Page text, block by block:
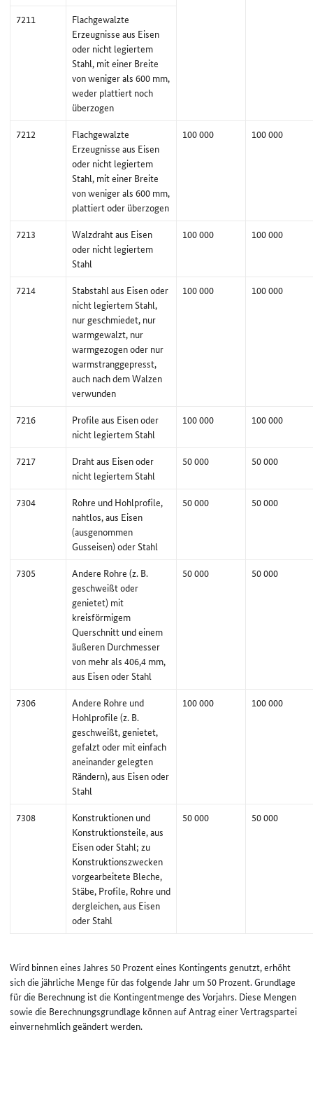
7211
Flachgewalzte
Erzeugnisse aus Eisen
oder nicht legiertem
Stahl, mit einer Breite
von weniger als 600 mm,
weder plattiert noch
überzogen
7212
Flachgewalzte
Erzeugnisse aus Eisen
oder nicht legiertem
Stahl, mit einer Breite
von weniger als 600 mm,
plattiert oder überzogen
100 000 100 000
7213
Walzdraht aus Eisen
oder nicht legiertem
Stahl
100 000 100 000
7214
Stabstahl aus Eisen oder
nicht legiertem Stahl,
nur geschmiedet, nur
warmgewalzt, nur
warmgezogen oder nur
warmstranggepresst,
auch nach dem Walzen
verwunden
100 000 100 000
7216
Profile aus Eisen oder
nicht legiertem Stahl
100 000 100 000
7217
Draht aus Eisen oder
nicht legiertem Stahl
50 000 50 000
7304
Rohre und Hohlprofile,
nahtlos, aus Eisen
(ausgenommen
Gusseisen) oder Stahl
50 000 50 000
7305
Andere Rohre (z. B.
geschweißt oder
genietet) mit
kreisförmigem
Querschnitt und einem
äußeren Durchmesser
von mehr als 406,4 mm,
aus Eisen oder Stahl
50 000 50 000
7306
Andere Rohre und
Hohlprofile (z. B.
geschweißt, genietet,
gefalzt oder mit einfach
aneinander gelegten
Rändern), aus Eisen oder
Stahl
100 000 100 000
7308
Konstruktionen und
Konstruktionsteile, aus
Eisen oder Stahl; zu
Konstruktionszwecken
vorgearbeitete Bleche,
Stäbe, Profile, Rohre und
dergleichen, aus Eisen
oder Stahl
50 000 50 000
Wird binnen eines Jahres 50 Prozent eines Kontingents genutzt, erhöht
sich die jährliche Menge für das folgende Jahr um 50 Prozent. Grundlage
für die Berechnung ist die Kontingentmenge des Vorjahrs. Diese Mengen
sowie die Berechnungsgrundlage können auf Antrag einer Vertragspartei
einvernehmlich geändert werden.